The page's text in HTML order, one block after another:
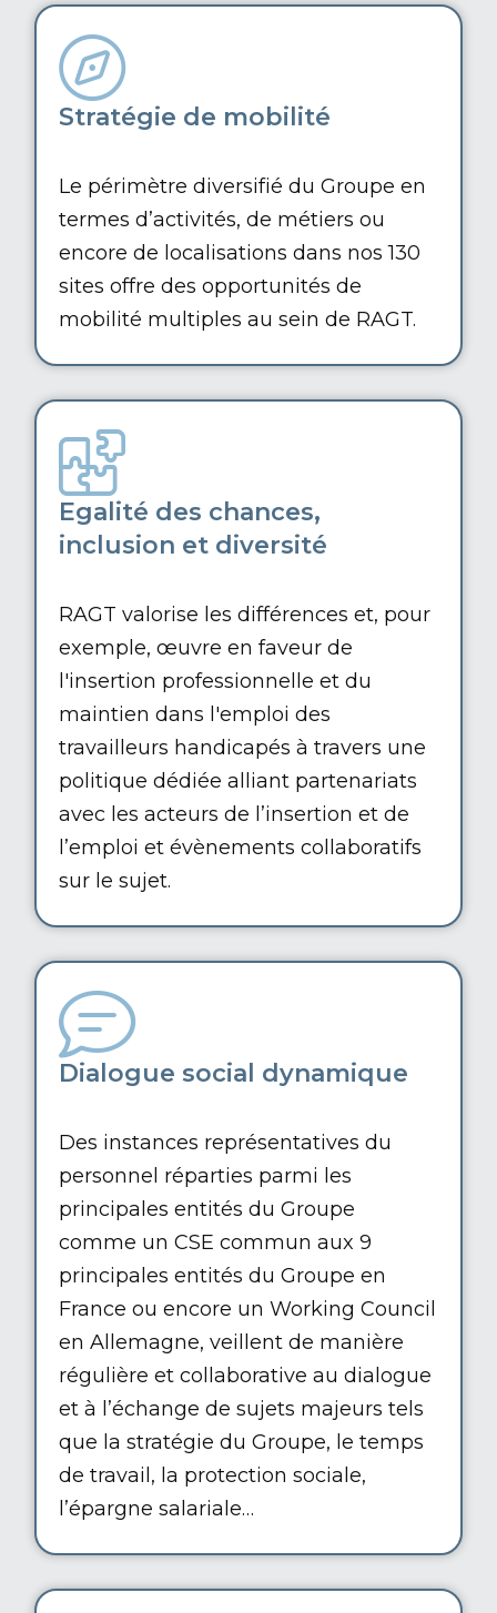
Stratégie de mobilité
Le périmètre diversifié du Groupe en
termes d’activités, de métiers ou
encore de localisations dans nos 130
sites offre des opportunités de
mobilité multiples au sein de RAGT.
Egalité des chances,
inclusion et diversité
RAGT valorise les différences et, pour
exemple, œuvre en faveur de
l'insertion professionnelle et du
maintien dans l'emploi des
travailleurs handicapés à travers une
politique dédiée alliant partenariats
avec les acteurs de l’insertion et de
l’emploi et évènements collaboratifs
sur le sujet.
Dialogue social dynamique
Des instances représentatives du
personnel réparties parmi les
principales entités du Groupe
comme un CSE commun aux 9
principales entités du Groupe en
France ou encore un Working Council
en Allemagne, veillent de manière
régulière et collaborative au dialogue
et à l’échange de sujets majeurs tels
que la stratégie du Groupe, le temps
de travail, la protection sociale,
l’épargne salariale…